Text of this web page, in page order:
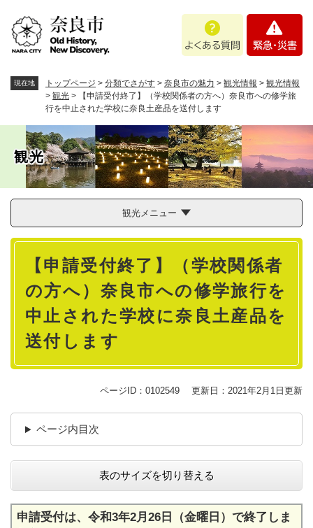
。
あ
問
・
現在地 トップページ > 分類でさがす > 奈良市の魅力 > 観光情報 > 観光情報
> 観光 >
【申請受付終了】（学校関係者の方へ）奈良市への修学旅
行を中止された学校に奈良土産品を送付します
観光
観光メニュー
本
【申請受付終了】（学校関係者
の方へ）奈良市への修学旅行を
中止された学校に奈良土産品を
送付します
ページID：0102549 更新日：2021年2月1日更新
ページ内目次
表のサイズを切り替える
申請受付は、令和3年2月26日（金曜日）で終了しま